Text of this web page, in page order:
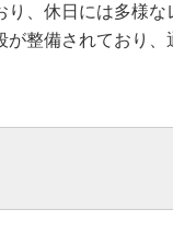
、休日には多様な
整備されており、